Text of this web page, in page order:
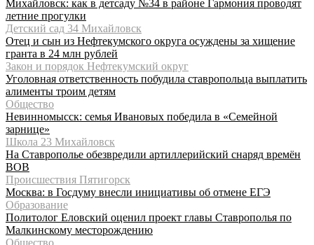
Михайловск: как в детсаду №34 в районе Гармония проводят
летние прогулки
Детский сад 34 Михайловск
Отец и сын из Нефтекумского округа осуждены за хищение
гранта в 24 млн рублей
Закон и порядок Нефтекумский округ
Уголовная ответственность побудила ставропольца выплатить
алименты троим детям
Общество
Невинномысск: семья Ивановых победила в «Семейной
зарнице»
Школа 23 Михайловск
На Ставрополье обезвредили артиллерийский снаряд времён
ВОВ
Происшествия Пятигорск
Москва: в Госдуму внесли инициативы об отмене ЕГЭ
Образование
Политолог Еловский оценил проект главы Ставрополья по
Малкинскому месторождению
Общество